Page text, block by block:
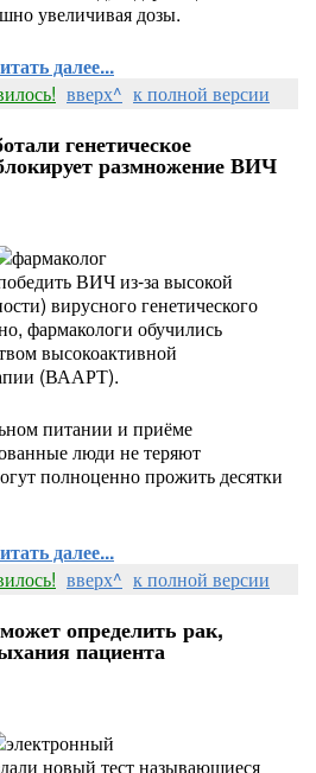
увеличивая дозы.
далее...
вверх^ к полной версии
генетическое
размножение ВИЧ
ВИЧ из-за высокой
вирусного генетического
фармакологи обучились
высокоактивной
(ВААРТ).
питании и приёме
люди не теряют
полноценно прожить десятки
далее...
вверх^ к полной версии
определить рак,
пациента
новый тест называющиеся